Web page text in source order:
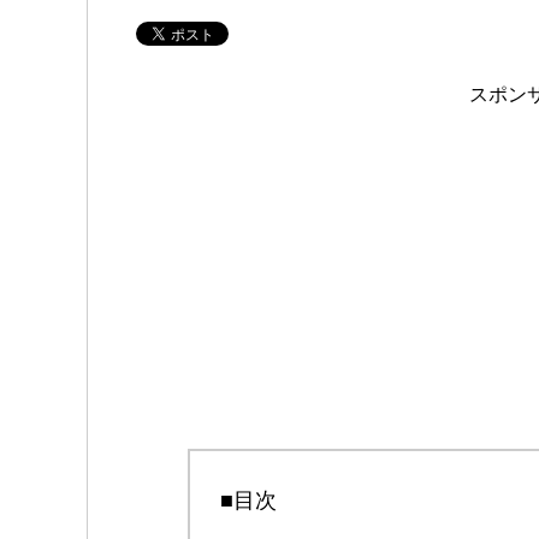
スポン
■目次